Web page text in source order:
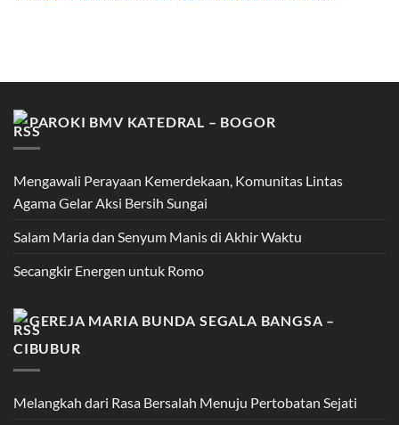
PAROKI BMV KATEDRAL – BOGOR
Mengawali Perayaan Kemerdekaan, Komunitas Lintas
Agama Gelar Aksi Bersih Sungai
Salam Maria dan Senyum Manis di Akhir Waktu
Secangkir Energen untuk Romo
GEREJA MARIA BUNDA SEGALA BANGSA –
CIBUBUR
Melangkah dari Rasa Bersalah Menuju Pertobatan Sejati